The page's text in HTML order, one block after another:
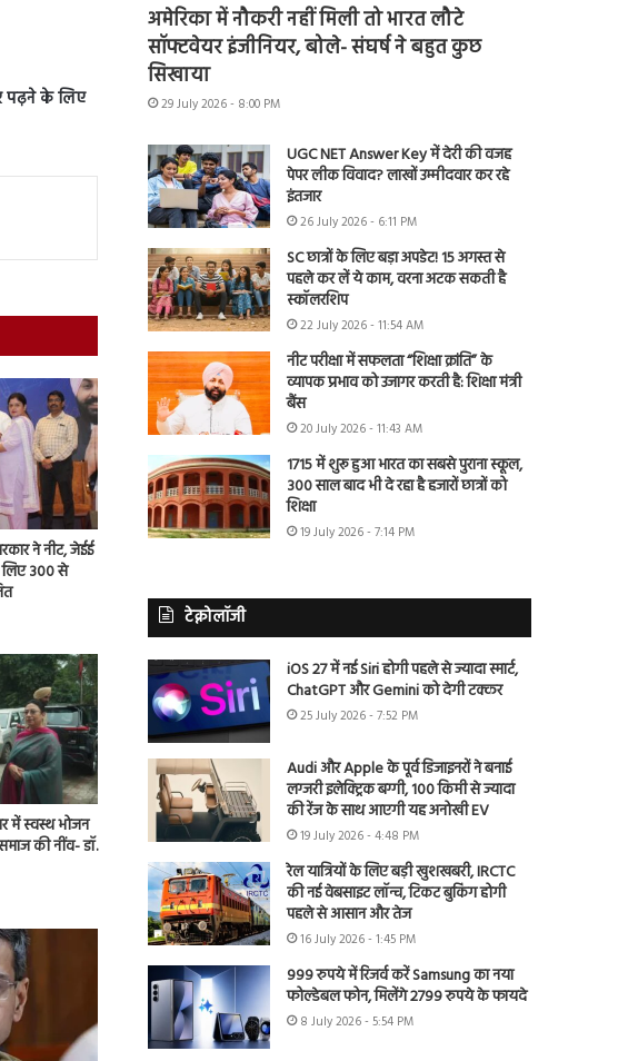
पढ़ने के लिए
ने नीट, जेईई
लिए 300 से
में स्वस्थ भोजन
की नींव- डॉ.
अमेरिका में नौकरी नहीं मिली तो भारत लौटे
सॉफ्टवेयर इंजीनियर, बोले- संघर्ष ने बहुत कुछ
सिखाया
29 July 2026 - 8:00 PM
UGC NET Answer Key में देरी की वजह
पेपर लीक विवाद? लाखों उम्मीदवार कर रहे
इंतजार
26 July 2026 - 6:11 PM
SC छात्रों के लिए बड़ा अपडेट! 15 अगस्त से
पहले कर लें ये काम, वरना अटक सकती है
स्कॉलरशिप
22 July 2026 - 11:54 AM
नीट परीक्षा में सफलता “शिक्षा क्रांति” के
व्यापक प्रभाव को उजागर करती है: शिक्षा मंत्री
बैंस
20 July 2026 - 11:43 AM
1715 में शुरू हुआ भारत का सबसे पुराना स्कूल,
300 साल बाद भी दे रहा है हजारों छात्रों को
शिक्षा
19 July 2026 - 7:14 PM
टेक्नोलॉजी
iOS 27 में नई Siri होगी पहले से ज्यादा स्मार्ट,
ChatGPT और Gemini को देगी टक्कर
25 July 2026 - 7:52 PM
Audi और Apple के पूर्व डिजाइनरों ने बनाई
लग्जरी इलेक्ट्रिक बग्गी, 100 किमी से ज्यादा
की रेंज के साथ आएगी यह अनोखी EV
19 July 2026 - 4:48 PM
रेल यात्रियों के लिए बड़ी खुशखबरी, IRCTC
की नई वेबसाइट लॉन्च, टिकट बुकिंग होगी
पहले से आसान और तेज
16 July 2026 - 1:45 PM
999 रुपये में रिजर्व करें Samsung का नया
फोल्डेबल फोन, मिलेंगे 2799 रुपये के फायदे
8 July 2026 - 5:54 PM